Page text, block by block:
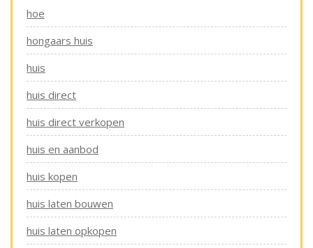
hoe
hongaars huis
huis
huis direct
huis direct verkopen
huis en aanbod
huis kopen
huis laten bouwen
huis laten opkopen